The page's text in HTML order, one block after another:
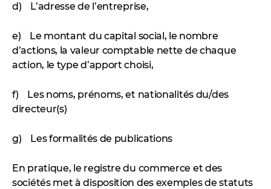
d) L’adresse de l’entreprise,
e) Le montant du capital social, le nombre
d’actions, la valeur comptable nette de chaque
action, le type d’apport choisi,
f) Les noms, prénoms, et nationalités du/des
directeur(s)
g) Les formalités de publications
En pratique, le registre du commerce et des
sociétés met à disposition des exemples de statuts